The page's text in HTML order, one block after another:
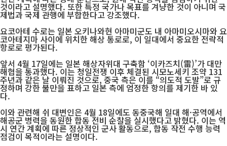
것이라고 설명했다. 또한 특정 국가나 목표를 겨냥한 것이 아니며 국
제법과 국제 관행에 부합한다고 강조했다.
요코아테 수로는 일본 오키나와현 아마미군도 내 아마미오시마와 요
코아테지마 사이에 위치한 해상 통로로, 이 일대에서 중요한 전략적
항로로 평가된다.
앞서 4월 17일에는 일본 해상자위대 구축함 ‘이카즈치(雷)’가 대만
해협을 통과했다. 이는 청일전쟁 이후 체결된 시모노세키 조약 131
주년과 같은 날 이뤄진 것으로, 중국 측은 이를 “의도적 도발”로 규
정하며 강한 불만을 표하고 일본 측에 엄정한 항의를 제기한 바 있
다.
이와 관련해 쉬 대변인은 4월 18일에도 동중국해 일대 해·공역에서
해공군 병력을 동원한 합동 전비 순찰을 실시했다고 밝혔다. 이는 역
시 연간 계획에 따른 정상적인 군사 활동으로, 합동 작전 수행 능력
점검이 목적이라는 설명이다.